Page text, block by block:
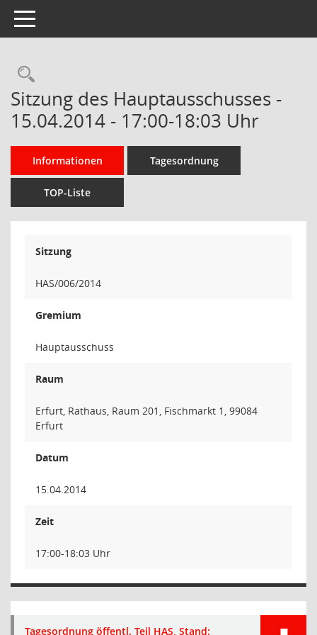
Toggle navigation
Rechercheauswahl
Sitzung des Hauptausschusses -
15.04.2014 - 17:00-18:03 Uhr
Informationen Tagesordnung
TOP-Liste
Sitzung
HAS/006/2014
Gremium
Hauptausschuss
Raum
Erfurt, Rathaus, Raum 201, Fischmarkt 1, 99084
Erfurt
Datum
15.04.2014
Zeit
17:00-18:03 Uhr
Tagesordnung öffentl. Teil HAS, Stand: